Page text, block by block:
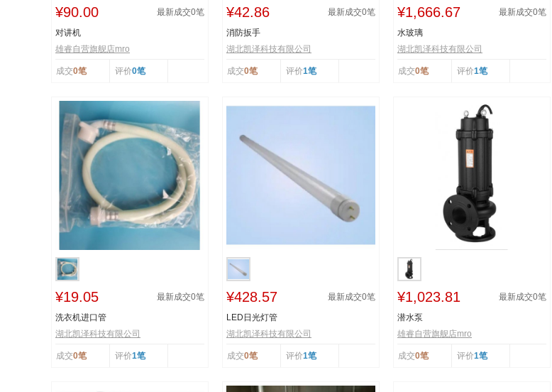
¥90.00 最新成交0笔
对讲机
雄睿自营旗舰店mro
成交0笔 评价0笔
¥42.86 最新成交0笔
消防扳手
湖北凯泽科技有限公司
成交0笔 评价1笔
¥1,666.67 最新成交0笔
水玻璃
湖北凯泽科技有限公司
成交0笔 评价1笔
¥19.05 最新成交0笔
洗衣机进口管
湖北凯泽科技有限公司
成交0笔 评价1笔
¥428.57 最新成交0笔
LED日光灯管
湖北凯泽科技有限公司
成交0笔 评价1笔
¥1,023.81 最新成交0笔
潜水泵
雄睿自营旗舰店mro
成交0笔 评价1笔